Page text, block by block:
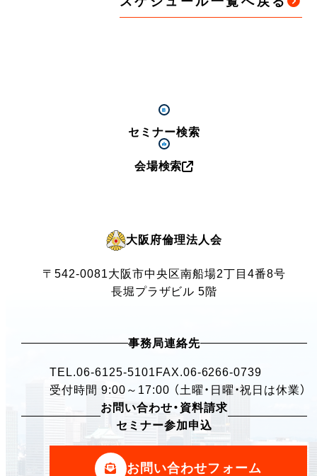
セミナー検索
会場検索
大阪府倫理法人会
〒542-0081大阪市中央区南船場2丁目4番8号
長堀プラザビル 5階
事務局連絡先
TEL.06-6125-5101 FAX.06-6266-0739
受付時間 9:00～17:00 （土曜・日曜・祝日は休業）
お問い合わせ・資料請求
セミナー参加申込
お問い合わせフォーム